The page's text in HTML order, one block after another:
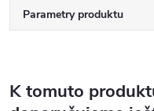
Parametry produktu
K tomuto